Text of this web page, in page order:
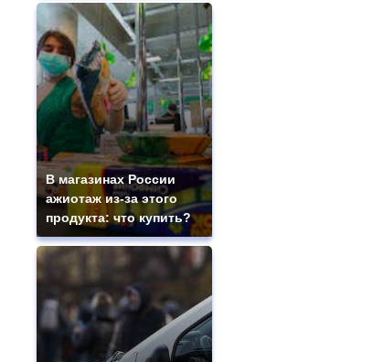
В магазинах России
ажиотаж из-за этого
продукта: что купить?